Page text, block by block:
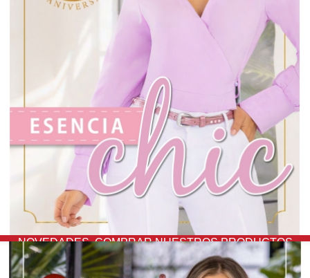
NOVEDADES,COMPRAR NUESTROS PRODUCTOS